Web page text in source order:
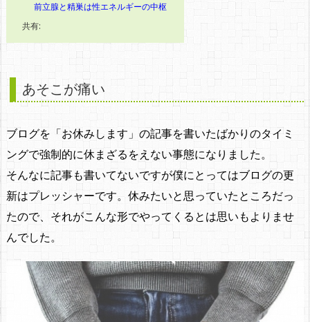
前立腺と精巣は性エネルギーの中枢
共有:
あそこが痛い
ブログを「お休みします」の記事を書いたばかりのタイミ
ングで強制的に休まざるをえない事態になりました。
そんなに記事も書いてないですが僕にとってはブログの更
新はプレッシャーです。休みたいと思っていたところだっ
たので、それがこんな形でやってくるとは思いもよりませ
んでした。